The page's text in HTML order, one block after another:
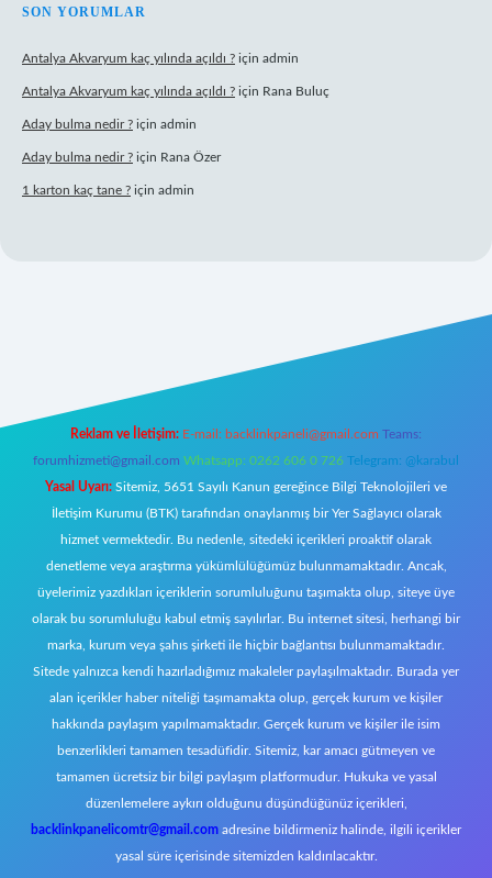
SON YORUMLAR
Antalya Akvaryum kaç yılında açıldı ? için admin
Antalya Akvaryum kaç yılında açıldı ? için Rana Buluç
Aday bulma nedir ? için admin
Aday bulma nedir ? için Rana Özer
1 karton kaç tane ? için admin
Reklam ve İletişim: E-mail: backlinkpaneli@gmail.com Teams:
forumhizmeti@gmail.com Whatsapp: 0262 606 0 726 Telegram: @karabul
Yasal Uyarı: Sitemiz, 5651 Sayılı Kanun gereğince Bilgi Teknolojileri ve
İletişim Kurumu (BTK) tarafından onaylanmış bir Yer Sağlayıcı olarak
hizmet vermektedir. Bu nedenle, sitedeki içerikleri proaktif olarak
denetleme veya araştırma yükümlülüğümüz bulunmamaktadır. Ancak,
üyelerimiz yazdıkları içeriklerin sorumluluğunu taşımakta olup, siteye üye
olarak bu sorumluluğu kabul etmiş sayılırlar. Bu internet sitesi, herhangi bir
marka, kurum veya şahıs şirketi ile hiçbir bağlantısı bulunmamaktadır.
Sitede yalnızca kendi hazırladığımız makaleler paylaşılmaktadır. Burada yer
alan içerikler haber niteliği taşımamakta olup, gerçek kurum ve kişiler
hakkında paylaşım yapılmamaktadır. Gerçek kurum ve kişiler ile isim
benzerlikleri tamamen tesadüfidir. Sitemiz, kar amacı gütmeyen ve
tamamen ücretsiz bir bilgi paylaşım platformudur. Hukuka ve yasal
düzenlemelere aykırı olduğunu düşündüğünüz içerikleri,
backlinkpanelicomtr@gmail.com adresine bildirmeniz halinde, ilgili içerikler
yasal süre içerisinde sitemizden kaldırılacaktır.